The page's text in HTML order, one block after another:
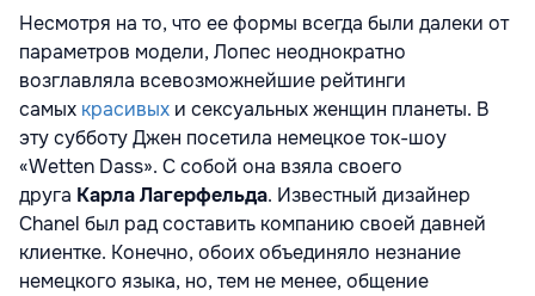
Несмотря на то, что ее формы всегда были далеки от
параметров модели, Лопес неоднократно
возглавляла всевозможнейшие рейтинги
самых красивых и сексуальных женщин планеты. В
эту субботу Джен посетила немецкое ток-шоу
«Wetten Dass». С собой она взяла своего
друга Карла Лагерфельда. Известный дизайнер
Chanel был рад составить компанию своей давней
клиентке. Конечно, обоих объединяло незнание
немецкого языка, но, тем не менее, общение